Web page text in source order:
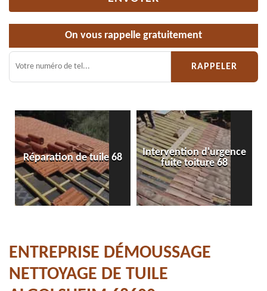
On vous rappelle gratuitement
Réparation de tuile 68
Intervention d'urgence
fuite toiture 68
ENTREPRISE DÉMOUSSAGE
NETTOYAGE DE TUILE